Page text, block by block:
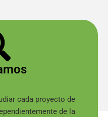
cada proyecto de
de la